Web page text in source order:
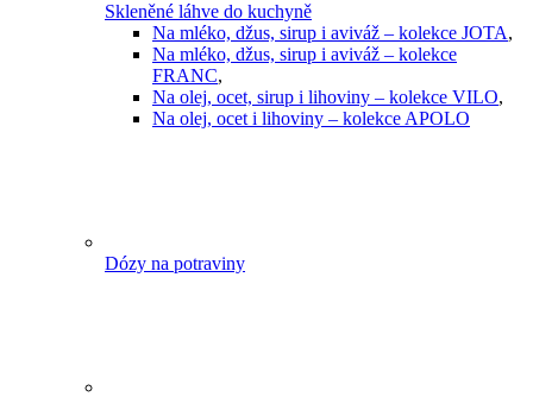
Skleněné láhve do kuchyně
Na mléko, džus, sirup i aviváž – kolekce JOTA,
Na mléko, džus, sirup i aviváž – kolekce
FRANC,
Na olej, ocet, sirup i lihoviny – kolekce VILO,
Na olej, ocet i lihoviny – kolekce APOLO
Dózy na potraviny